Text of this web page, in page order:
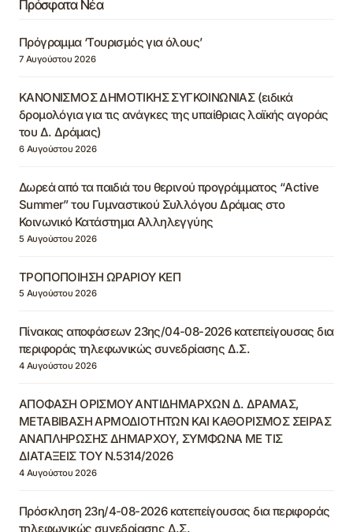
Πρόσφατα Νέα
Πρόγραμμα ‘Τουρισμός για όλους’
7 Αυγούστου 2026
ΚΑΝΟΝΙΣΜΟΣ ΔΗΜΟΤΙΚΗΣ ΣΥΓΚΟΙΝΩΝΙΑΣ (ειδικά
δρομολόγια για τις ανάγκες της υπαίθριας λαϊκής αγοράς
του Δ. Δράμας)
6 Αυγούστου 2026
Δωρεά από τα παιδιά του θερινού προγράμματος “Active
Summer” του Γυμναστικού Συλλόγου Δράμας στο
Κοινωνικό Κατάστημα Αλληλεγγύης
5 Αυγούστου 2026
ΤΡΟΠΟΠΟΙΗΣΗ ΩΡΑΡΙΟΥ ΚΕΠ
5 Αυγούστου 2026
Πίνακας αποφάσεων 23ης/04-08-2026 κατεπείγουσας δια
περιφοράς τηλεφωνικώς συνεδρίασης Δ.Σ.
4 Αυγούστου 2026
ΑΠΟΦΑΣΗ ΟΡΙΣΜΟΥ ΑΝΤΙΔΗΜΑΡΧΩΝ Δ. ΔΡΑΜΑΣ,
ΜΕΤΑΒΙΒΑΣΗ ΑΡΜΟΔΙΟΤΗΤΩΝ ΚΑΙ ΚΑΘΟΡΙΣΜΟΣ ΣΕΙΡΑΣ
ΑΝΑΠΛΗΡΩΣΗΣ ΔΗΜΑΡΧΟΥ, ΣΥΜΦΩΝΑ ΜΕ ΤΙΣ
ΔΙΑΤΑΞΕΙΣ ΤΟΥ Ν.5314/2026
4 Αυγούστου 2026
Πρόσκληση 23η/4-08-2026 κατεπείγουσας δια περιφοράς
τηλεφωνικώς συνεδρίασης Δ.Σ.